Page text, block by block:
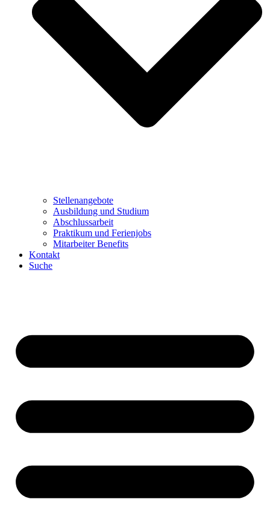
Stellenangebote
Ausbildung und Studium
Abschlussarbeit
Praktikum und Ferienjobs
Mitarbeiter Benefits
Kontakt
Suche